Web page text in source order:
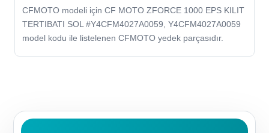
CFMOTO modeli için CF MOTO ZFORCE 1000 EPS KILIT
TERTIBATI SOL #Y4CFM4027A0059, Y4CFM4027A0059
model kodu ile listelenen CFMOTO yedek parçasıdır.